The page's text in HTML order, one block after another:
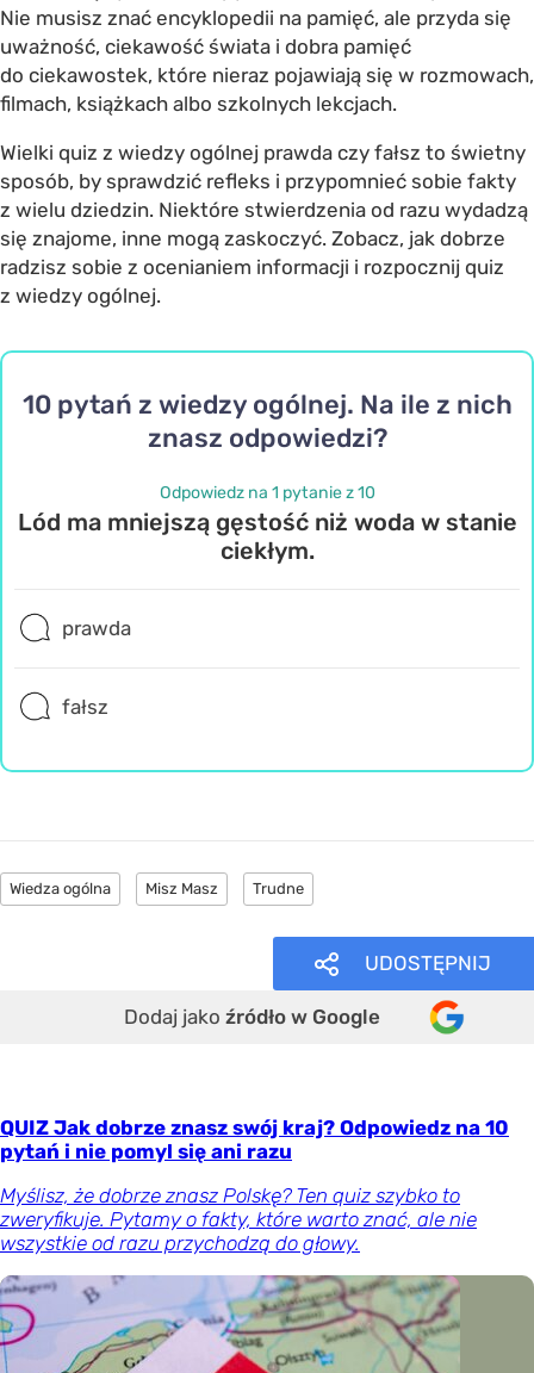
Nie musisz znać encyklopedii na pamięć, ale przyda się
uważność, ciekawość świata i dobra pamięć
do ciekawostek, które nieraz pojawiają się w rozmowach,
filmach, książkach albo szkolnych lekcjach.
Wielki quiz z wiedzy ogólnej prawda czy fałsz to świetny
sposób, by sprawdzić refleks i przypomnieć sobie fakty
z wielu dziedzin. Niektóre stwierdzenia od razu wydadzą
się znajome, inne mogą zaskoczyć. Zobacz, jak dobrze
radzisz sobie z ocenianiem informacji i rozpocznij quiz
z wiedzy ogólnej.
10 pytań z wiedzy ogólnej. Na ile z nich
znasz odpowiedzi?
Odpowiedz na 1 pytanie z 10
Lód ma mniejszą gęstość niż woda w stanie
ciekłym.
prawda
fałsz
Wiedza ogólna Misz Masz Trudne
UDOSTĘPNIJ
Dodaj jako źródło w Google
QUIZ Jak dobrze znasz swój kraj? Odpowiedz na 10
pytań i nie pomyl się ani razu
Myślisz, że dobrze znasz Polskę? Ten quiz szybko to
zweryfikuje. Pytamy o fakty, które warto znać, ale nie
wszystkie od razu przychodzą do głowy.